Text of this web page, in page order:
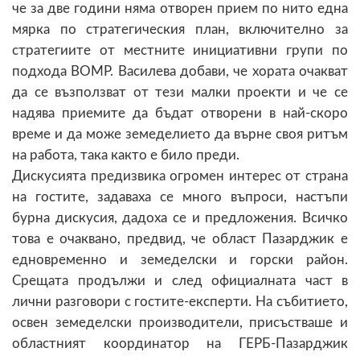
че за две години няма отворен прием по нито една
мярка по стратегическия план, включително за
стратегиите от местните инициативни групи по
подхода ВОМР. Василева добави, че хората очакват
да се възползват от тези малки проекти и че се
надява приемите да бъдат отворени в най-скоро
време и да може земеделието да върне своя ритъм
на работа, така както е било преди.
Дискусията предизвика огромен интерес от страна
на гостите, задаваха се много въпроси, настъпи
бурна дискусия, дадоха се и предложения. Всичко
това е очаквано, предвид, че област Пазарджик е
едновременно и земеделски и горски район.
Срещата продължи и след официалната част в
лични разговори с гостите-експерти. На събитието,
освен земеделски производители, присъстваше и
областният координатор на ГЕРБ-Пазарджик